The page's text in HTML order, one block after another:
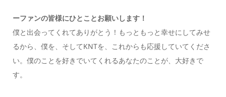
ーファンの皆様にひとことお願いします！
僕と出会ってくれてありがとう！もっともっと幸せにしてみせ
るから、僕を、そしてKNTを、これからも応援していてくださ
い。僕のことを好きでいてくれるあなたのことが、大好きで
す。